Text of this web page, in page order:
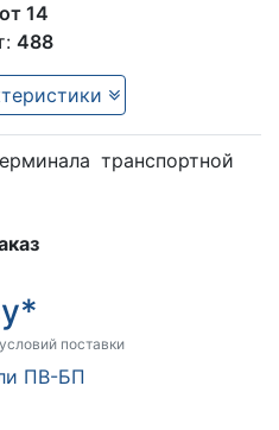
от 14
488
транспортной
поставки
ПВ-БП